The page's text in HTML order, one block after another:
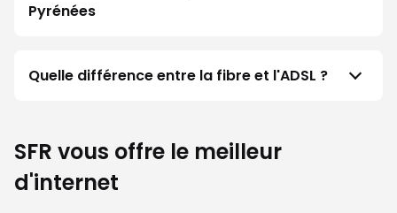
Pyrénées
Quelle différence entre la fibre et l'ADSL ?
SFR vous offre le meilleur
d'internet